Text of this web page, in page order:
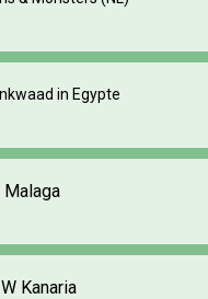
in Egypte
Malaga
Kanaria